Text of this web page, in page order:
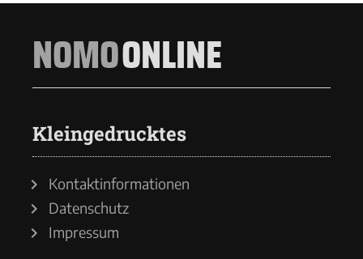
NOMOONLINE
Kleingedrucktes
Kontaktinformationen
Datenschutz
Impressum